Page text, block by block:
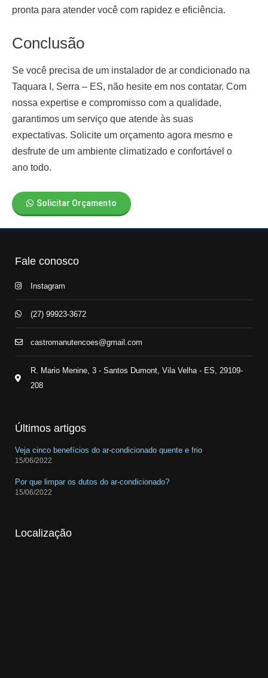
pronta para atender você com rapidez e eficiência.
Conclusão
Se você precisa de um instalador de ar condicionado na
Taquara I, Serra – ES, não hesite em nos contatar. Com
nossa expertise e compromisso com a qualidade,
garantimos um serviço que atende às suas
expectativas. Solicite um orçamento agora mesmo e
desfrute de um ambiente climatizado e confortável o
ano todo.
Solicitar Orçamento
Fale conosco
Instagram
(27) 99923-3672
castromanutencoes@gmail.com
R. Mario Menine, 3 - Santos Dumont, Vila Velha - ES, 29109-
208
Últimos artigos
Veja cinco benefícios do ar-condicionado quente e frio
15/06/2022
Por que limpar os dutos do ar-condicionado?
15/06/2022
Localização